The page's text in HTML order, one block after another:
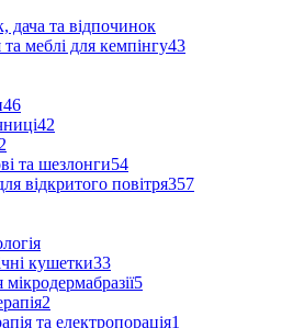
дача та відпочинок
меблі для кемпінгу43
46
42
та шезлонги54
відкритого повітря357
кушетки33
5
2
та електропорація1